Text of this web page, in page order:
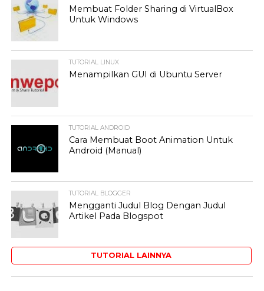
Membuat Folder Sharing di VirtualBox
Untuk Windows
TUTORIAL LINUX
Menampilkan GUI di Ubuntu Server
TUTORIAL ANDROID
Cara Membuat Boot Animation Untuk
Android (Manual)
TUTORIAL BLOGGER
Mengganti Judul Blog Dengan Judul
Artikel Pada Blogspot
TUTORIAL LAINNYA